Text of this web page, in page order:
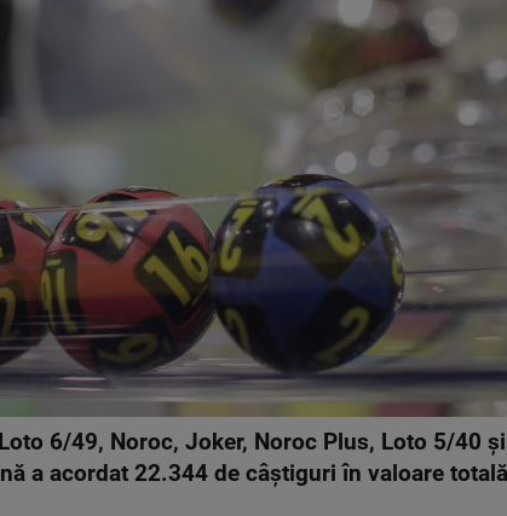
6/49, Noroc, Joker, Noroc Plus, Loto 5/40
a acordat 22.344 de câştiguri în valoare